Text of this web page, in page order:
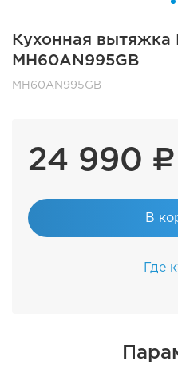
Кухонная вытяжка
MH60AN995GB
MH60AN995GB
24 990 ₽
В
Где